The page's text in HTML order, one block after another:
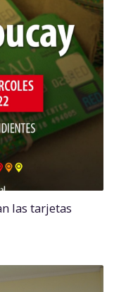
las tarjetas